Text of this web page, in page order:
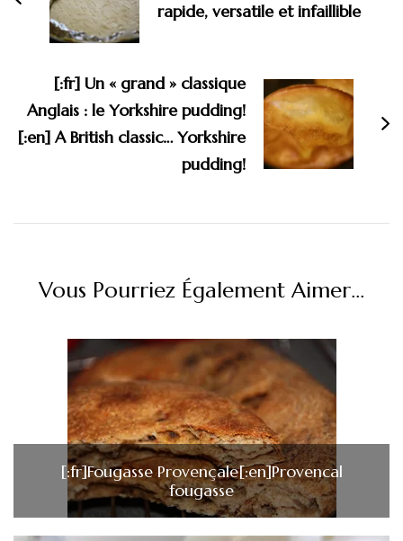
rapide, versatile et infaillible
[:fr] Un « grand » classique
Anglais : le Yorkshire pudding!
[:en] A British classic… Yorkshire
pudding!
Vous Pourriez Également Aimer...
[:fr]Fougasse Provençale[:en]Provencal
fougasse